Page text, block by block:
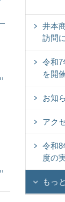
井本
訪問
令和7
を開
お知
アク
令和8
度の
もっ